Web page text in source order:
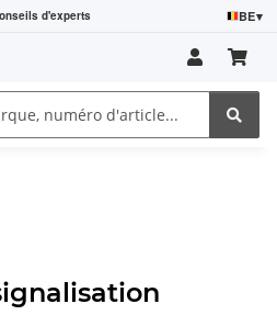
d'experts BE▾